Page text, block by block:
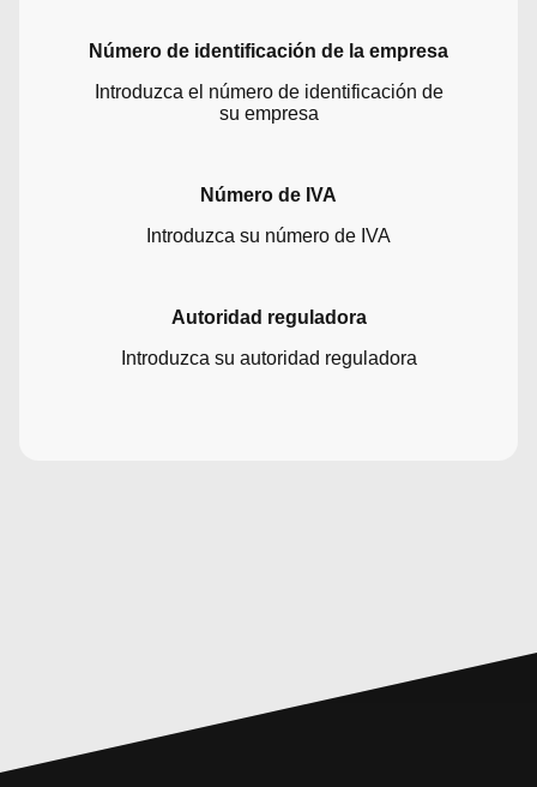
Número de identificación de la empresa
Introduzca el número de identificación de
su empresa
Número de IVA
Introduzca su número de IVA
Autoridad reguladora
Introduzca su autoridad reguladora